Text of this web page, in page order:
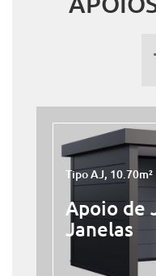
Tipo AJ, 10.70m²
Apoio de
Janelas